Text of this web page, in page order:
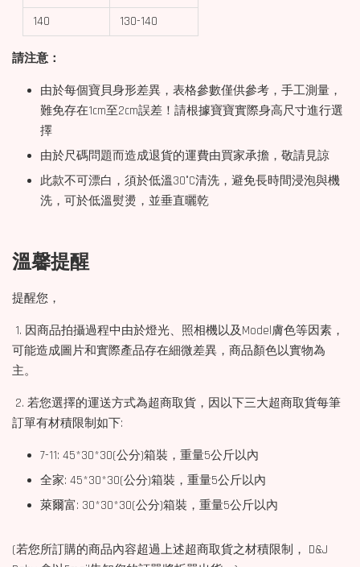
140
130-140
請注意：
由於每個寶貝身形差異，表格參數僅供參考，手工測量，
難免存在1cm至2cm誤差！請根據寶寶實際身高尺寸進行選
擇
由於尺碼問題而造成退貨的運費由買家承擔，敬請見諒
此款不可漂白，須於低溫30°C清洗，避免長時間浸泡與機
洗，可於低溫熨燙，並垂直曬乾
溫馨提醒
提醒您，
1. 因商品拍攝過程中由於燈光、照相機以及Model膚色等因素，
可能造成圖片和實際產品存在細微差異，商品顏色以實物為
主。
2. 若您選擇的運送方式為超商取貨，因以下三大超商取貨每筆
訂單有材積限制如下:
7-11: 45*30*30(公分)箱裝，重量5公斤以內
全家: 45*30*30(公分)箱裝，重量5公斤以內
萊爾富: 30*30*30(公分)箱裝，重量5公斤以內
(若您所訂購的商品內容超過上述超商取貨之材積限制， D&J